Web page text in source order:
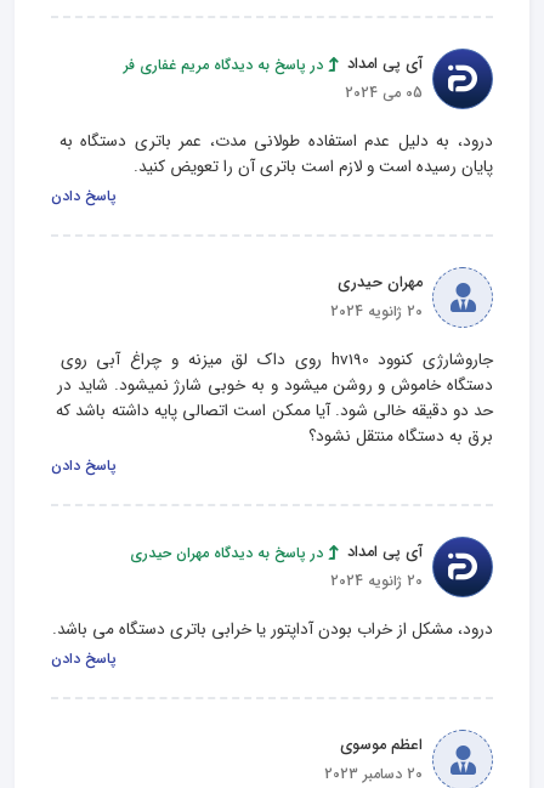
آی پی امداد
در پاسخ به دیدگاه مریم غفاری فر
05 می 2024
درود، به دلیل عدم استفاده طولانی مدت، عمر باتری دستگاه به
پایان رسیده است و لازم است باتری آن را تعویض کنید.
پاسخ دادن
مهران حیدری
20 ژانویه 2024
جاروشارژی کنوود hv190 روی داک لق میزنه و چراغ آبی روی
دستگاه خاموش و روشن میشود و به خوبی شارژ نمیشود. شاید در
حد دو دقیقه خالی شود. آیا ممکن است اتصالی پایه داشته باشد که
برق به دستگاه منتقل نشود؟
پاسخ دادن
آی پی امداد
در پاسخ به دیدگاه مهران حیدری
20 ژانویه 2024
درود، مشکل از خراب بودن آداپتور یا خرابی باتری دستگاه می باشد.
پاسخ دادن
اعظم موسوی
20 دسامبر 2023